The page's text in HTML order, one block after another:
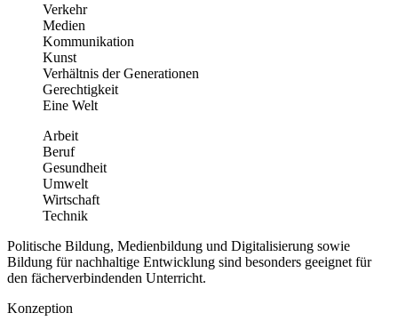
Verkehr
Medien
Kommunikation
Kunst
Verhältnis der Generationen
Gerechtigkeit
Eine Welt
Arbeit
Beruf
Gesundheit
Umwelt
Wirtschaft
Technik
Politische Bildung, Medienbildung und Digitalisierung sowie
Bildung für nachhaltige Entwicklung sind besonders geeignet für
den fächerverbindenden Unterricht.
Konzeption